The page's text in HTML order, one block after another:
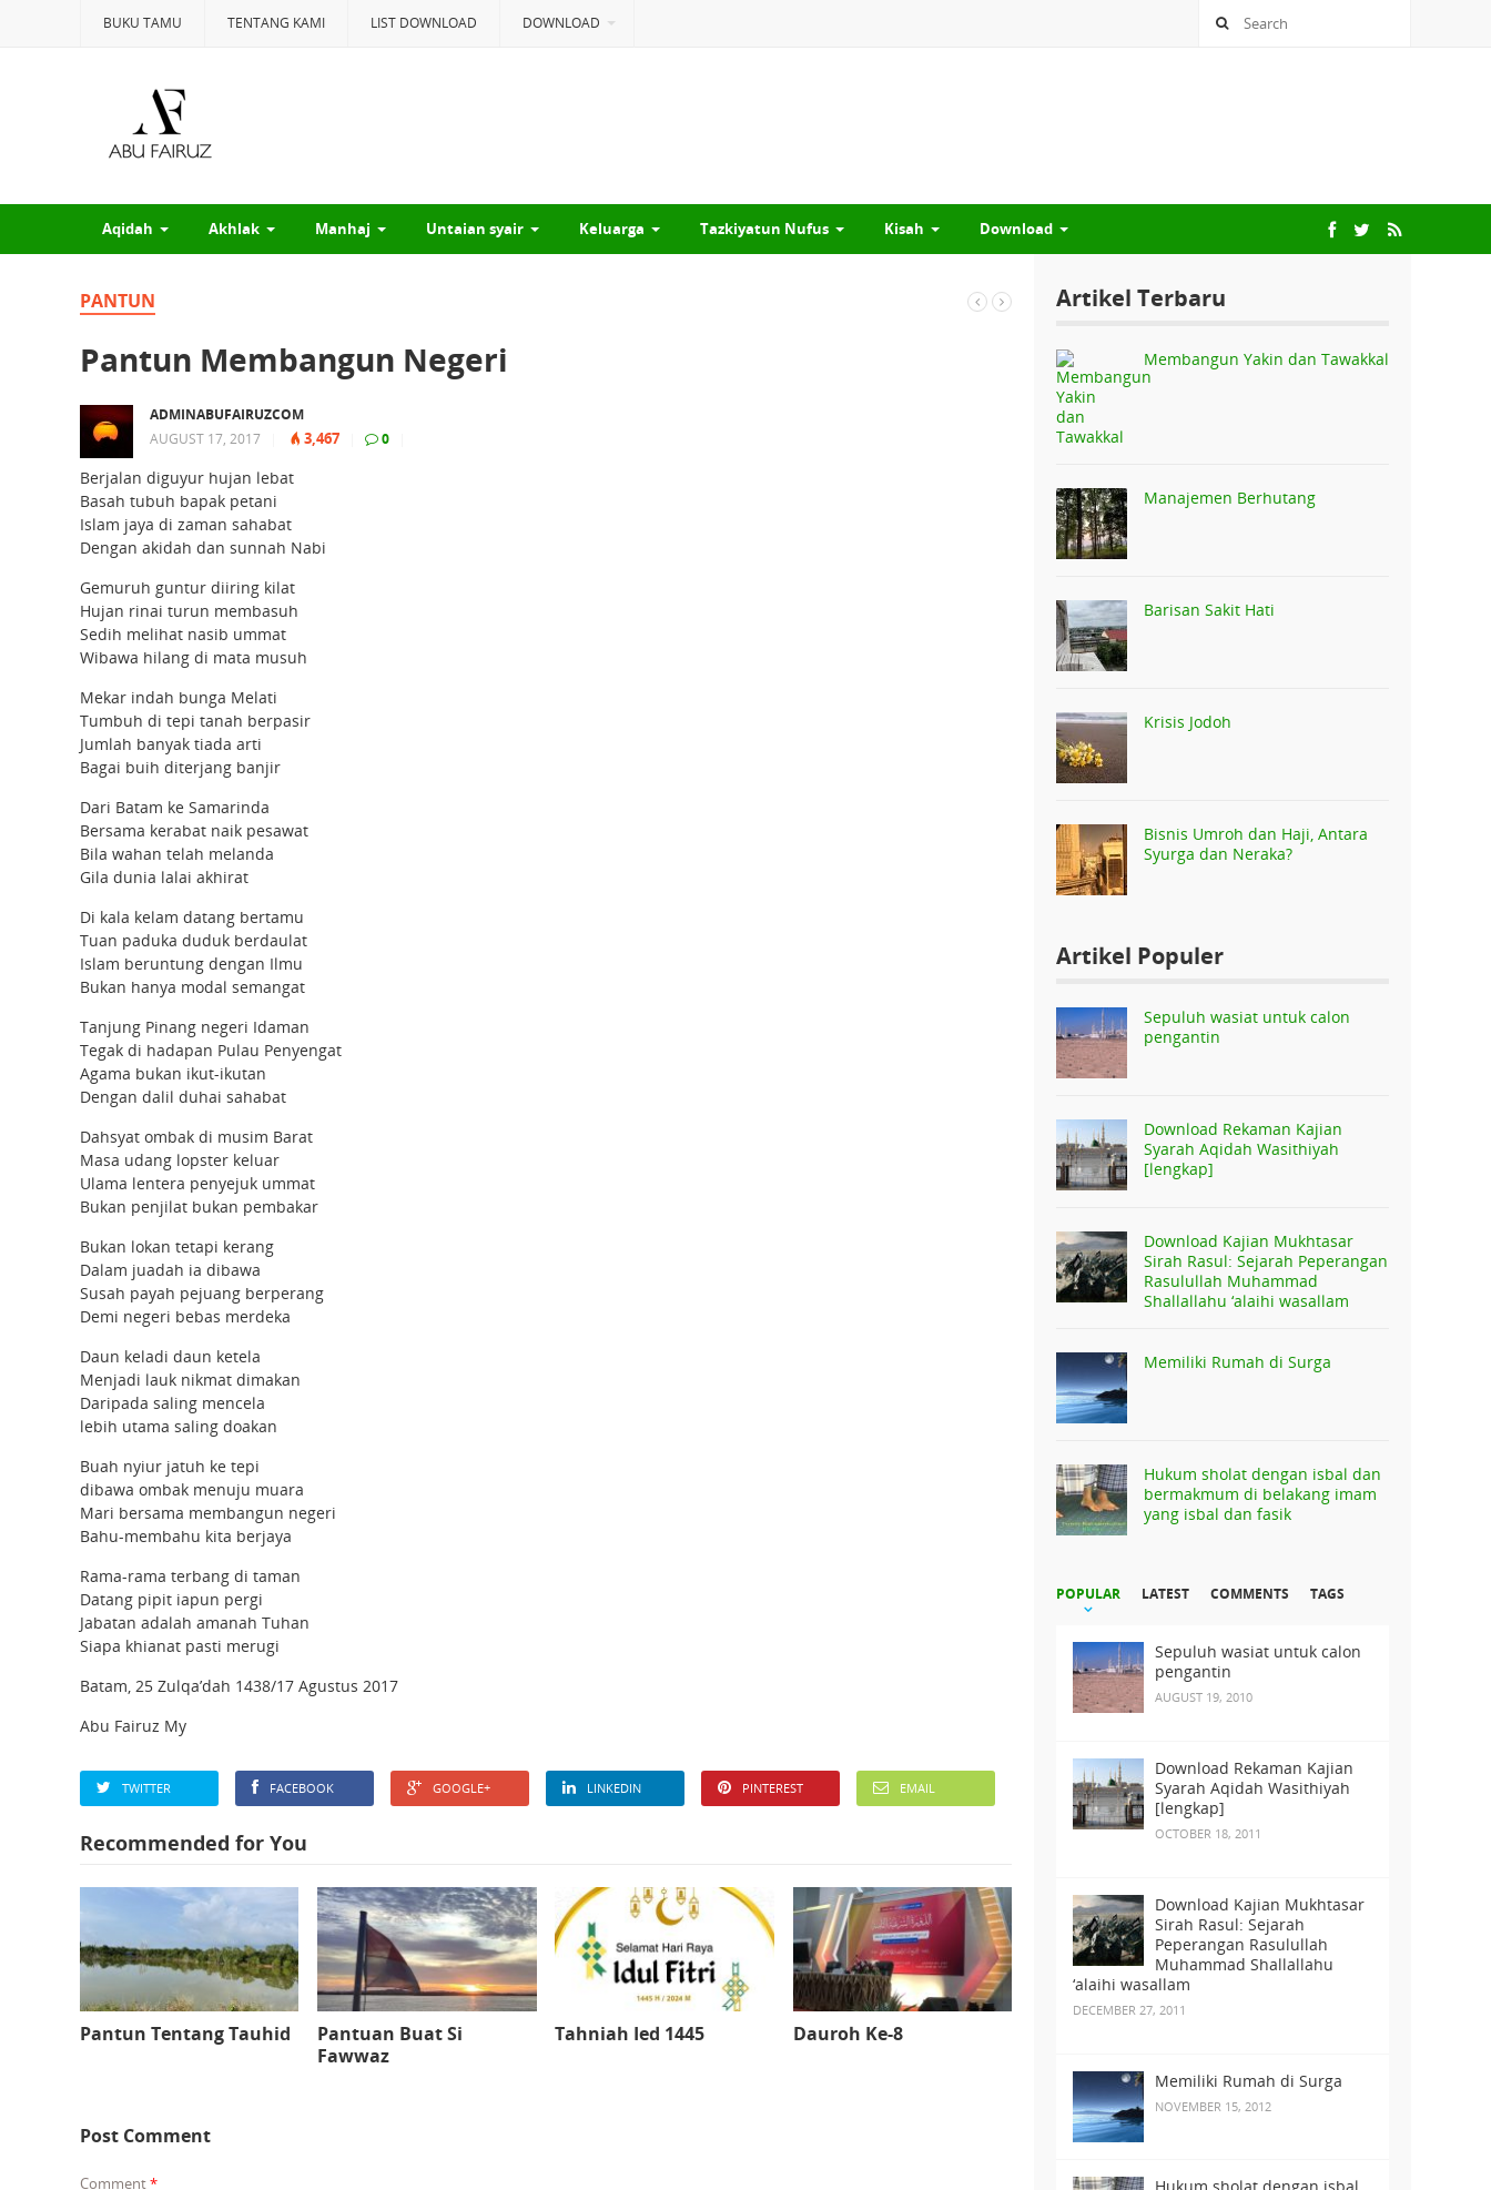
BUKU TAMU TENTANG KAMI LIST DOWNLOAD DOWNLOAD
Aqidah Akhlak Manhaj Untaian syair Keluarga Tazkiyatun Nufus Kisah Download
PANTUN
Pantun Membangun Negeri
ADMINABUFAIRUZCOM
AUGUST 17, 2017
3,467 0
Berjalan diguyur hujan lebat
Basah tubuh bapak petani
Islam jaya di zaman sahabat
Dengan akidah dan sunnah Nabi
Gemuruh guntur diiring kilat
Hujan rinai turun membasuh
Sedih melihat nasib ummat
Wibawa hilang di mata musuh
Mekar indah bunga Melati
Tumbuh di tepi tanah berpasir
Jumlah banyak tiada arti
Bagai buih diterjang banjir
Dari Batam ke Samarinda
Bersama kerabat naik pesawat
Bila wahan telah melanda
Gila dunia lalai akhirat
Di kala kelam datang bertamu
Tuan paduka duduk berdaulat
Islam beruntung dengan Ilmu
Bukan hanya modal semangat
Tanjung Pinang negeri Idaman
Tegak di hadapan Pulau Penyengat
Agama bukan ikut-ikutan
Dengan dalil duhai sahabat
Dahsyat ombak di musim Barat
Masa udang lopster keluar
Ulama lentera penyejuk ummat
Bukan penjilat bukan pembakar
Bukan lokan tetapi kerang
Dalam juadah ia dibawa
Susah payah pejuang berperang
Demi negeri bebas merdeka
Daun keladi daun ketela
Menjadi lauk nikmat dimakan
Daripada saling mencela
lebih utama saling doakan
Buah nyiur jatuh ke tepi
dibawa ombak menuju muara
Mari bersama membangun negeri
Bahu-membahu kita berjaya
Rama-rama terbang di taman
Datang pipit iapun pergi
Jabatan adalah amanah Tuhan
Siapa khianat pasti merugi
Batam, 25 Zulqa’dah 1438/17 Agustus 2017
Abu Fairuz My
TWITTER FACEBOOK GOOGLE+ LINKEDIN PINTEREST EMAIL
Recommended for You
Pantun Tentang Tauhid
Pantuan Buat Si
Fawwaz
Tahniah Ied 1445 Dauroh Ke-8
Post Comment
Comment*
Artikel Terbaru
Membangun Yakin dan Tawakkal
Manajemen Berhutang
Barisan Sakit Hati
Krisis Jodoh
Bisnis Umroh dan Haji, Antara
Syurga dan Neraka?
Artikel Populer
Sepuluh wasiat untuk calon
pengantin
Download Rekaman Kajian
Syarah Aqidah Wasithiyah
[lengkap]
Download Kajian Mukhtasar
Sirah Rasul: Sejarah Peperangan
Rasulullah Muhammad
Shallallahu ‘alaihi wasallam
Memiliki Rumah di Surga
Hukum sholat dengan isbal dan
bermakmum di belakang imam
yang isbal dan fasik
POPULAR LATEST COMMENTS TAGS
Sepuluh wasiat untuk calon
pengantin
AUGUST 19, 2010
Download Rekaman Kajian
Syarah Aqidah Wasithiyah
[lengkap]
OCTOBER 18, 2011
Download Kajian Mukhtasar
Sirah Rasul: Sejarah
Peperangan Rasulullah
Muhammad Shallallahu
‘alaihi wasallam
DECEMBER 27, 2011
Memiliki Rumah di Surga
NOVEMBER 15, 2012